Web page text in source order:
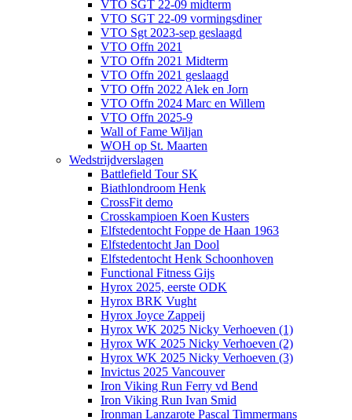
VTO SGT 22-09 midterm
VTO SGT 22-09 vormingsdiner
VTO Sgt 2023-sep geslaagd
VTO Offn 2021
VTO Offn 2021 Midterm
VTO Offn 2021 geslaagd
VTO Offn 2022 Alek en Jorn
VTO Offn 2024 Marc en Willem
VTO Offn 2025-9
Wall of Fame Wiljan
WOH op St. Maarten
Wedstrijdverslagen
Battlefield Tour SK
Biathlondroom Henk
CrossFit demo
Crosskampioen Koen Kusters
Elfstedentocht Foppe de Haan 1963
Elfstedentocht Jan Dool
Elfstedentocht Henk Schoonhoven
Functional Fitness Gijs
Hyrox 2025, eerste ODK
Hyrox BRK Vught
Hyrox Joyce Zappeij
Hyrox WK 2025 Nicky Verhoeven (1)
Hyrox WK 2025 Nicky Verhoeven (2)
Hyrox WK 2025 Nicky Verhoeven (3)
Invictus 2025 Vancouver
Iron Viking Run Ferry vd Bend
Iron Viking Run Ivan Smid
Ironman Lanzarote Pascal Timmermans